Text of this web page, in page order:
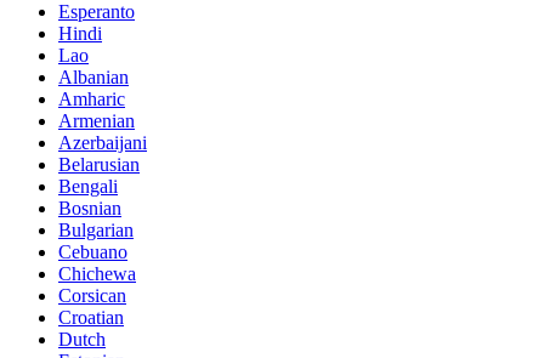
Esperanto
Hindi
Lao
Albanian
Amharic
Armenian
Azerbaijani
Belarusian
Bengali
Bosnian
Bulgarian
Cebuano
Chichewa
Corsican
Croatian
Dutch